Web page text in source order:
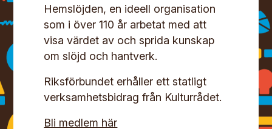
Hemslöjden, en ideell organisation
som i över 110 år arbetat med att
visa värdet av och sprida kunskap
om slöjd och hantverk.
Riksförbundet erhåller ett statligt
verksamhetsbidrag från Kulturrådet.
Bli medlem här